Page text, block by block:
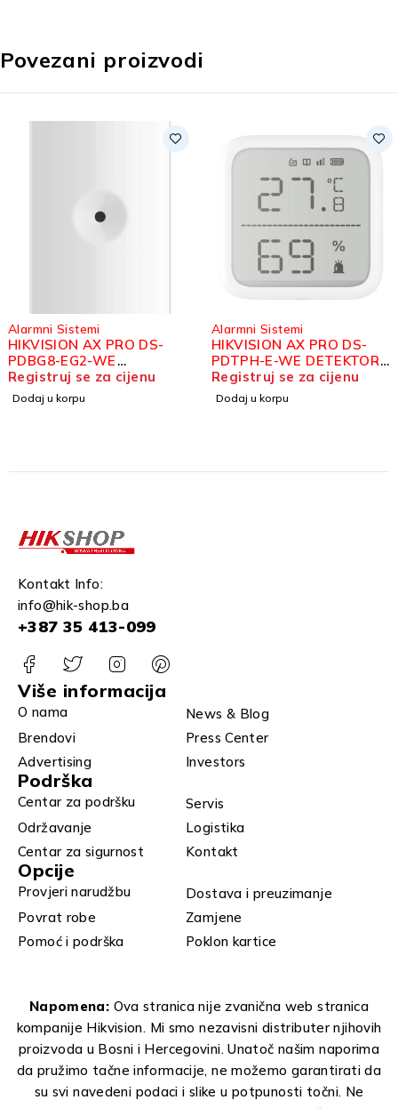
Povezani proizvodi
Alarmni Sistemi
HIKVISION AX PRO DS-
PDBG8-EG2-WE
DETEKTOR LOMA STAKLA
Registruj se za cijenu
Dodaj u korpu
Alarmni Sistemi
HIKVISION AX PRO DS-
PDTPH-E-WE DETEKTOR
TEMPERATURE I VLAGE
Registruj se za cijenu
Dodaj u korpu
Kontakt Info:
info@hik-shop.ba
+387 35 413-099
Više informacija
O nama
News & Blog
Brendovi
Press Center
Advertising
Investors
Podrška
Centar za podršku
Servis
Održavanje
Logistika
Centar za sigurnost
Kontakt
Opcije
Provjeri narudžbu
Dostava i preuzimanje
Povrat robe
Zamjene
Pomoć i podrška
Poklon kartice
Napomena: Ova stranica nije zvanična web stranica
kompanije Hikvision. Mi smo nezavisni distributer njihovih
proizvoda u Bosni i Hercegovini. Unatoč našim naporima
da pružimo tačne informacije, ne možemo garantirati da
su svi navedeni podaci i slike u potpunosti točni. Ne